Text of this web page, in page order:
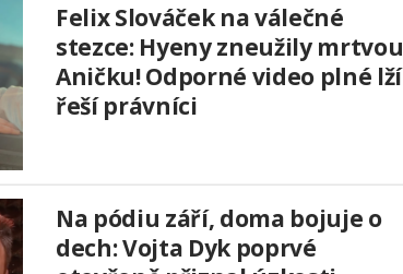
Felix Slováček na válečné
stezce: Hyeny zneužily mrtvou
Aničku! Odporné video plné lží
řeší právníci
Na pódiu září, doma bojuje o
dech: Vojta Dyk poprvé